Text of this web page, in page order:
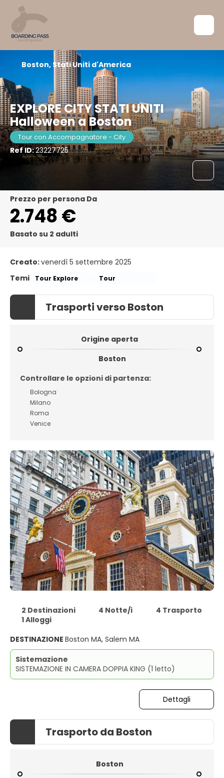
EXPLORE CITY STATI UNITI
Halloween a Boston
Tour con Accompagnatore - City
Ref ID:23227725
Boston, Stati Uniti d'America
Prezzo per persona Da
2.748 €
Basato su 2 adulti
Creato:venerdì 5 settembre 2025
Temi
Tour Explore Tour
Trasporti verso Boston
Origine aperta
Boston
Controllare le opzioni di partenza:
Bologna
Milano
Roma
Venice
2 Destinazioni 4 Notte/i
4 Trasporto
1 Alloggi
DESTINAZIONE Boston MA, Salem MA
Sistemazione
SISTEMAZIONE IN CAMERA DOPPIA KING (1 letto)
Dettagli
Trasporto da Boston
Boston